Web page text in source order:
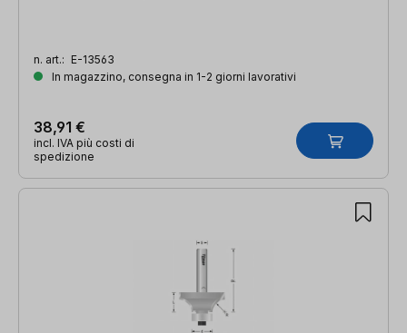
n. art.: E-13563
In magazzino, consegna in 1-2 giorni lavorativi
38,91 €
incl. IVA più costi di
spedizione